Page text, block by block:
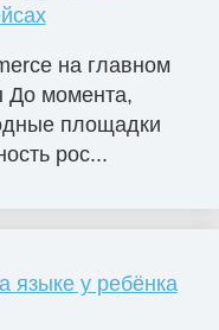
на главном
До момента,
площадки
рос...
языке у ребёнка